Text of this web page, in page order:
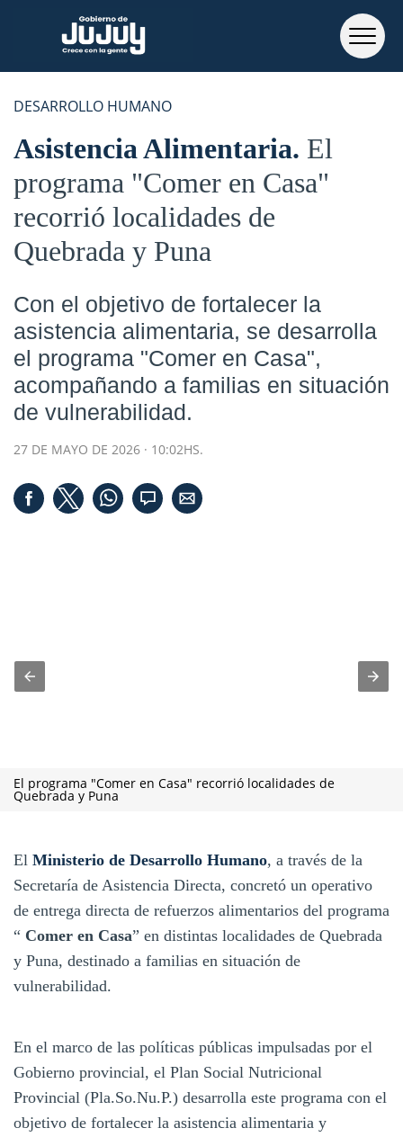
DESARROLLO HUMANO
Asistencia Alimentaria El
programa "Comer en Casa"
recorrió localidades de
Quebrada y Puna
Con el objetivo de fortalecer la
asistencia alimentaria, se desarrolla
el programa "Comer en Casa",
acompañando a familias en situación
de vulnerabilidad.
27 DE MAYO DE 2026 · 10:02HS.
El programa "Comer en Casa" recorrió localidades de
Quebrada y Puna
El Ministerio de Desarrollo Humano, a través de la
Secretaría de Asistencia Directa, concretó un operativo
de entrega directa de refuerzos alimentarios del programa
“ Comer en Casa” en distintas localidades de Quebrada
y Puna, destinado a familias en situación de
vulnerabilidad.
En el marco de las políticas públicas impulsadas por el
Gobierno provincial, el Plan Social Nutricional
Provincial (Pla.So.Nu.P.) desarrolla este programa con el
objetivo de fortalecer la asistencia alimentaria y